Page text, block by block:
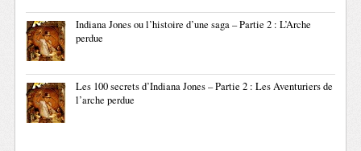
Indiana Jones ou l’histoire d’une saga – Partie 2 : L’Arche
perdue
Les 100 secrets d’Indiana Jones – Partie 2 : Les Aventuriers de
l’arche perdue